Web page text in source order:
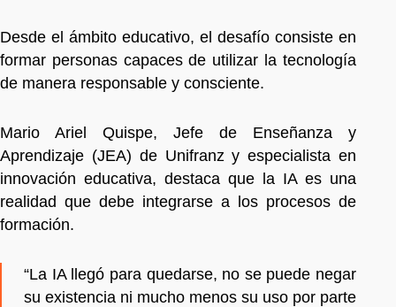
Desde el ámbito educativo, el desafío consiste en
formar personas capaces de utilizar la tecnología
de manera responsable y consciente.
Mario Ariel Quispe, Jefe de Enseñanza y
Aprendizaje (JEA) de Unifranz y especialista en
innovación educativa, destaca que la IA es una
realidad que debe integrarse a los procesos de
formación.
“La IA llegó para quedarse, no se puede negar
su existencia ni mucho menos su uso por parte